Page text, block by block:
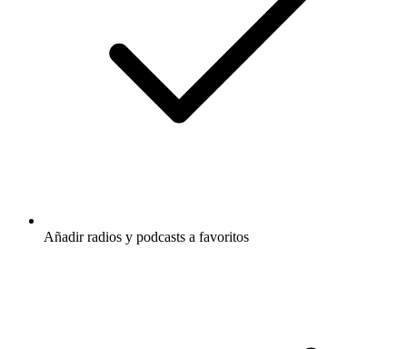
Añadir radios y podcasts a favoritos